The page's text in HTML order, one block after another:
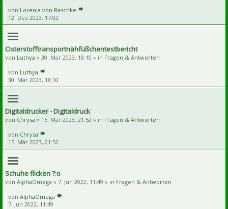
von Lorenia von Raschke
12. Dez 2023, 17:02
Osterstofftransportnähfüßchentestbericht
von Luthya » 30. Mär 2023, 18:10 » in Fragen & Antworten
von Luthya
30. Mär 2023, 18:10
Digitaldrucker - Digitaldruck
von Chrysa » 15. Mär 2023, 21:52 » in Fragen & Antworten
von Chrysa
15. Mär 2023, 21:52
Schuhe flicken ?:o
von AlphaOmega » 7. Jun 2022, 11:49 » in Fragen & Antworten
von AlphaOmega
7. Jun 2022, 11:49